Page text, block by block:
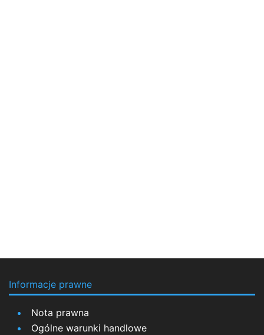
Informacje prawne
Nota prawna
Ogólne warunki handlowe